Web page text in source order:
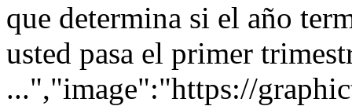
que determina si el año
usted pasa el primer
...","image":"https://